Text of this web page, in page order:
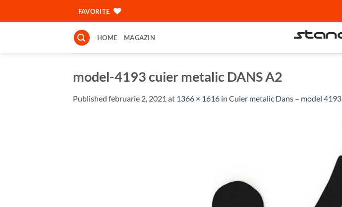
FAVORITE
HOME MAGAZIN
model-4193 cuier metalic DANS A2
Published februarie 2, 2021 at 1366 × 1616 in Cuier metalic Dans – model 4193